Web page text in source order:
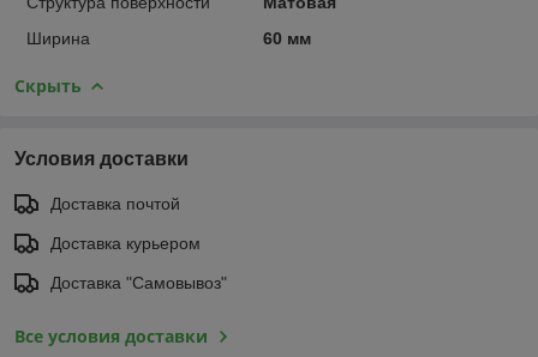
Ширина
60 мм
Скрыть
Условия доставки
Доставка почтой
Доставка курьером
Доставка "Самовывоз"
Все условия доставки